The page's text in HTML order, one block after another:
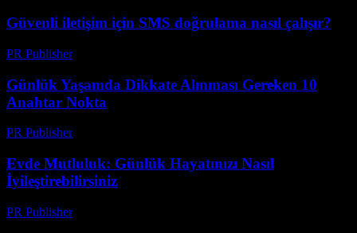
Güvenli iletişim için SMS doğrulama nasıl çalışır?
PR Publisher-
Günlük Yaşamda Dikkate Alınması Gereken 10
Anahtar Nokta
PR Publisher-
Evde Mutluluk: Günlük Hayatınızı Nasıl
İyileştirebilirsiniz
PR Publisher-